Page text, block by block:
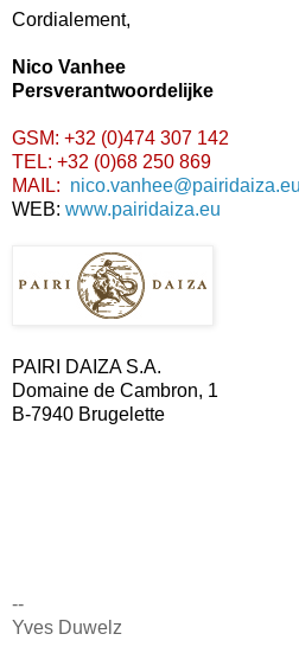
Cordialement,
Nico Vanhee
Persverantwoordelijke
GSM: +32 (0)474 307 142
TEL: +32 (0)68 250 869
MAIL: nico.vanhee@pairidaiza.eu
WEB: www.pairidaiza.eu
PAIRI DAIZA S.A.
Domaine de Cambron, 1
B-7940 Brugelette
--
Yves Duwelz